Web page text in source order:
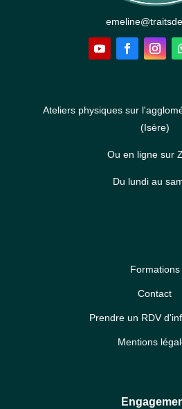
Ateliers physiques sur
(Isère)
Ou en ligne sur
Du lundi au
Formations
Contact
Prendre un RDV
Mentions